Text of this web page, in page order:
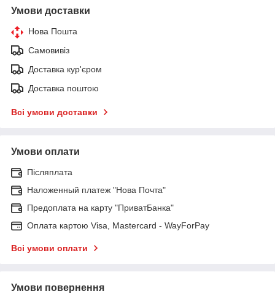
Умови доставки
Нова Пошта
Самовивіз
Доставка кур'єром
Доставка поштою
Всі умови доставки
Умови оплати
Післяплата
Наложенный платеж "Нова Почта"
Предоплата на карту "ПриватБанка"
Оплата картою Visa, Mastercard - WayForPay
Всі умови оплати
Умови повернення